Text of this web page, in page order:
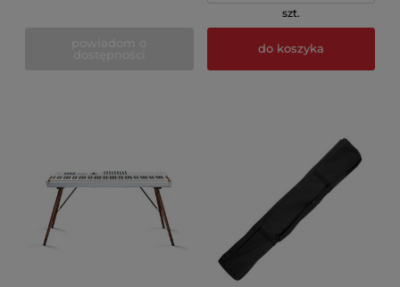
szt.
do koszyka